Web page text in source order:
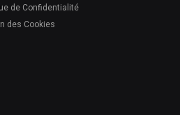
de Confidentialité
des Cookies